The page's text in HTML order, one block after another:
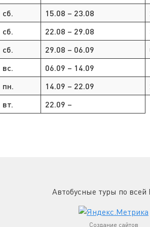
сб. 15.08 – 23.08
сб.
22.08 – 29.08
сб.
29.08 – 06.09
вс.
06.09 – 14.09
пн.
14.09 – 22.09
вт.
22.09 –
Автобусные туры по всей
Создание сайтов